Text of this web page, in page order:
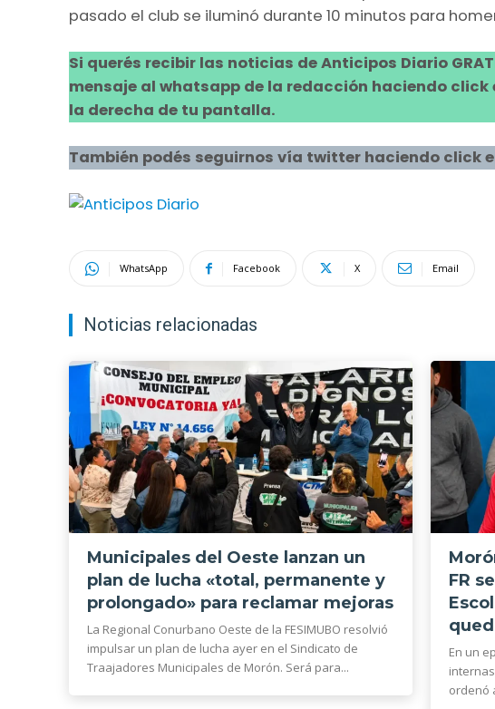
pasado el club se iluminó durante 10 minutos para
Si querés recibir las noticias de Anticipos Diario
mensaje al whatsapp de la redacción haciendo click
la derecha de tu pantalla.
También podés seguirnos vía twitter haciendo click
WhatsApp Facebook X Email
Noticias relacionadas
Municipales del Oeste lanzan un
plan de lucha «total, permanente y
prolongado» para reclamar mejoras
La Regional Conurbano Oeste de la FESIMUBO resolvió
impulsar un plan de lucha ayer en el Sindicato de
Traajadores Municipales de Morón. Será para...
FR
En un
ordenó